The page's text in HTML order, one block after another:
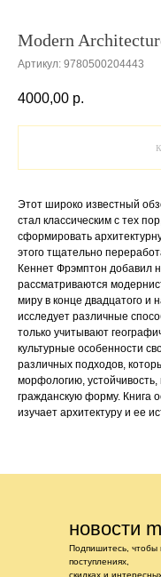
Modern
Артикул: 9780500204443
4000,00 р.
Этот широко известный
стал классическим с тех
сформировать
этого тщательно
Кеннет Фрэмптон добавил
рассматриваются
миру в конце двадцатого и
исследует различные
только учитывают
культурные особенности
различных подходов,
морфологию,
гражданскую форму. Книга
изучает архитектуру и ее
новости
Подпишитесь, чтобы
поступлениях,
скидках и